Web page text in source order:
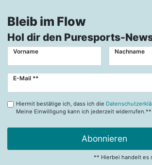
Bleib im Flow
Hol dir den Puresports-
Vorname Nachname
E-Mail **
Newsletter
Hiermit bestätige ich, dass ich die
Meine Einwilligung kann ich jederzeit widerrufen.**
Abonnieren
** Hierbei handelt es